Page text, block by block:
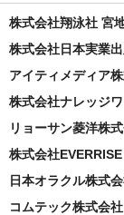
株式会社翔泳社 宮
株式会社日本実業
アイティメディア
株式会社ナレッジ
リョーサン菱洋株
株式会社
日本オラクル株式
コムテック株式会